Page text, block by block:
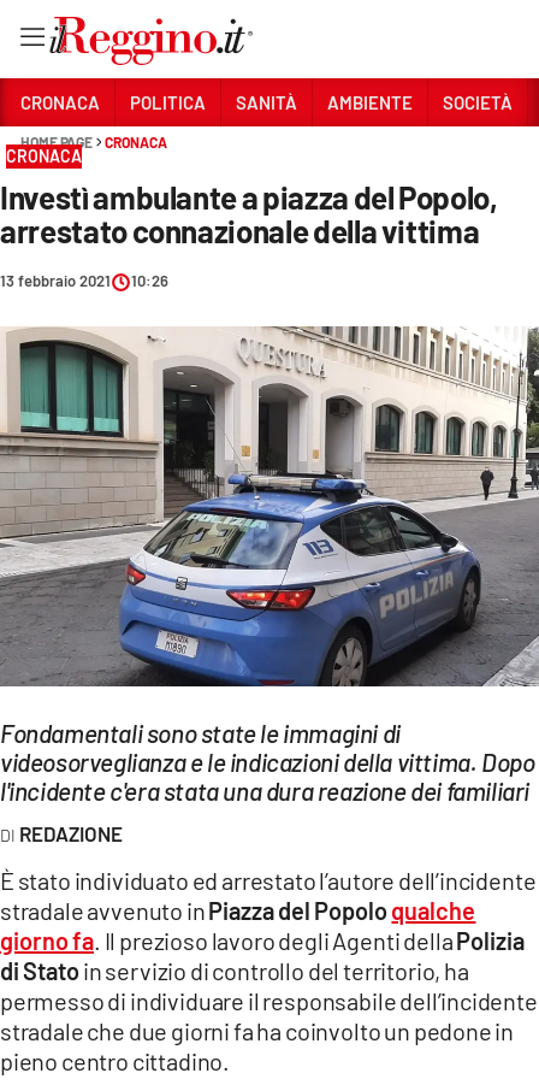
Sezioni
CRONACA
AMBIENTE
SOCIETÀ
CULTURA
ECONOMIA E LAVORO
EVENTI
SPORT
Streaming
LAC TV
LAC NETWORK
LAC ONAIR
LaC
Network
LACPLAY.IT
LACTV.IT
LACONAIR.IT
CRONACA POLITICA SANITÀ AMBIENTE SOCIETÀ
HOME PAGE CRONACA
CRONACA
Investì ambulante a piazza del Popolo,
arrestato connazionale della vittima
13 febbraio 2021 10:26
Fondamentali sono state le immagini di
videosorveglianza e le indicazioni della vittima. Dopo
l'incidente c'era stata una dura reazione dei familiari
REDAZIONE
È stato individuato ed arrestato l’autore dell’incidente
stradale avvenuto inPiazza del Popoloqualche
giorno fa . Il prezioso lavoro degli Agenti dellaPolizia
di Statoin servizio di controllo del territorio, ha
permesso di individuare il responsabile dell’incidente
stradale che due giorni fa ha coinvolto un pedone in
pieno centro cittadino.